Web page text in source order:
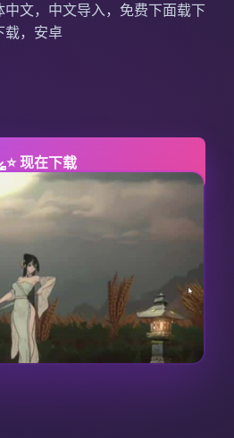
文，中文导入，免费下面载下
载，安卓
⭐ 现在下载